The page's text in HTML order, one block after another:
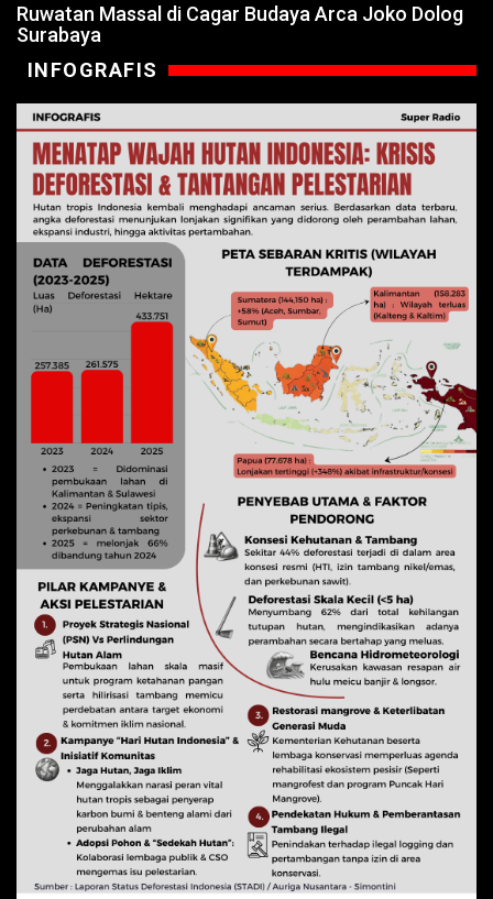
Ruwatan Massal di Cagar Budaya Arca Joko Dolog
Surabaya
INFOGRAFIS